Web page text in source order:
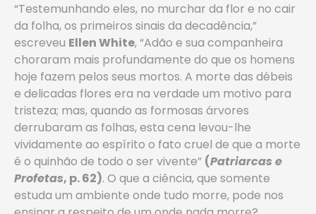
“Testemunhando eles, no murchar da flor e no cair
da folha, os primeiros sinais da decadência,”
escreveu Ellen White, “Adão e sua companheira
choraram mais profundamente do que os homens
hoje fazem pelos seus mortos. A morte das débeis
e delicadas flores era na verdade um motivo para
tristeza; mas, quando as formosas árvores
derrubaram as folhas, esta cena levou-lhe
vividamente ao espírito o fato cruel de que a morte
é o quinhão de todo o ser vivente” (Patriarcas e
Profetas, p. 62). O que a ciência, que somente
estuda um ambiente onde tudo morre, pode nos